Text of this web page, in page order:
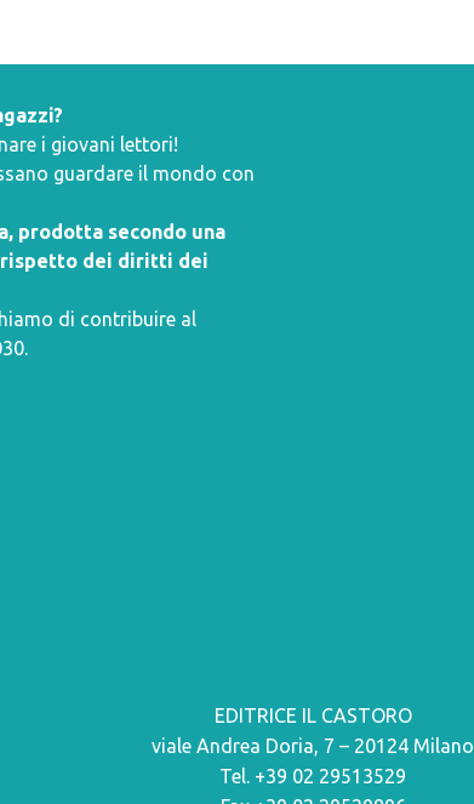
i giovani lettori!
guardare il mondo con
prodotta secondo una
rispetto dei diritti dei
di contribuire al
.
EDITRICE IL CASTORO
viale Andrea Doria, 7 – 20124 Milano
Tel. +39 02 29513529